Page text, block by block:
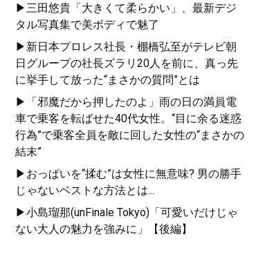
▶三田悠貴「大きくて柔らかい」、最新デジ
タル写真集で美ボディで魅了
▶新日本プロレス社長・棚橋弘至がテレビ朝
日グループの社長ズラリ20人を前に、真っ先
に挙手して放った“まさかの質問”とは
▶「邪魔だから押したのよ」雨の日の満員電
車で乗客を転ばせた40代女性。“目に余る迷惑
行為”で乗客全員を敵に回した女性の“まさかの
結末”
▶おっぱいを“揉む”は女性に無意味? 男の勝手
じゃないベストな方法とは...
▶小島瑠那(unFinale Tokyo)「可愛いだけじゃ
ない大人の魅力を強みに」【後編】